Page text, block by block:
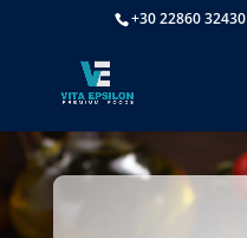
+30 22860 32430